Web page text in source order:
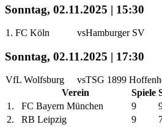
Sonntag, 02.11.2025 | 15:30
1. FC Köln vsHamburger SV
Sonntag, 02.11.2025 | 17:30
VfL Wolfsburg vsTSG 1899
Verein
Spiele
1.
FC Bayern München 9
2.
RB Leipzig 9